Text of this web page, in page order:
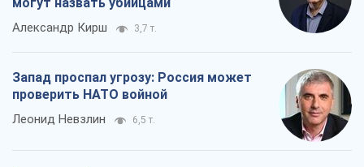
Александр Кирш 3,7 т.
Запад проспал угрозу: Россия может
проверить НАТО войной
Леонид Невзлин 6,5 т.